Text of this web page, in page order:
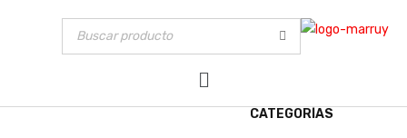
CATEGORÍAS
MOSTRAR SOLO